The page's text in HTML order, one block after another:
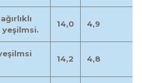
14,0 4,9
14,2 4,8